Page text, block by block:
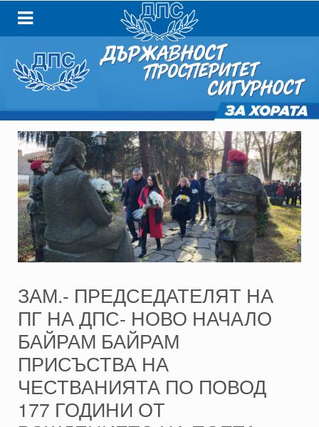
ЗАМ.- ПРЕДСЕДАТЕЛЯТ НА
ПГ НА ДПС- НОВО НАЧАЛО
БАЙРАМ БАЙРАМ
ПРИСЪСТВА НА
ЧЕСТВАНИЯТА ПО ПОВОД
177 ГОДИНИ ОТ